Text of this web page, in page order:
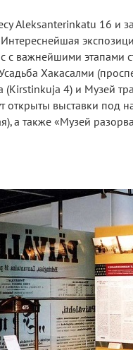
Aleksanterinkatu 16 и
с важнейшими этапами
Хакасалми
4) и Музей
открыты выставки под
а также «Музей